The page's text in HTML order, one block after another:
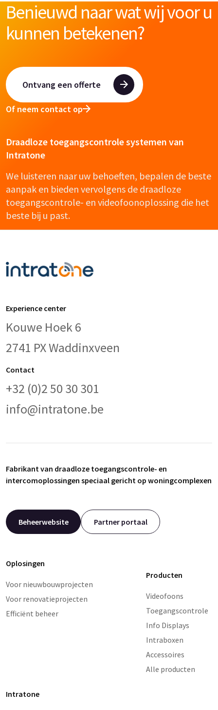
Benieuwd naar wat wij voor u
kunnen betekenen?
Ontvang een offerte
Of neem contact op
Draadloze toegangscontrole systemen van
Intratone
We luisteren naar uw behoeften, bepalen de beste
aanpak en bieden vervolgens de draadloze
toegangscontrole- en videofoonoplossing die het
beste bij u past.
Experience center
Kouwe Hoek 6
2741 PX Waddinxveen
Contact
+32 (0)2 50 30 301
info@intratone.be
Fabrikant van draadloze toegangscontrole- en
intercomoplossingen speciaal gericht op woningcomplexen
Beheerwebsite Partner portaal
Oplosingen
Voor nieuwbouwprojecten
Voor renovatieprojecten
Efficiënt beheer
Producten
Videofoons
Toegangscontrole
Info Displays
Intraboxen
Accessoires
Alle producten
Intratone